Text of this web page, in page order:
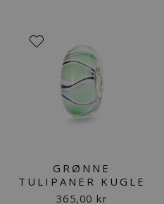
GRØNNE
TULIPANER KUGLE
365,00 kr